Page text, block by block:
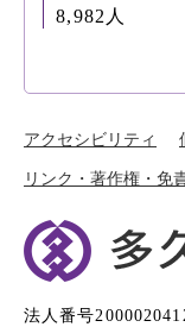
8,982人
アクセシビリティ
リンク・著作権・免
法人番号